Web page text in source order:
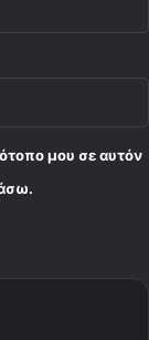
μου σε αυτόν